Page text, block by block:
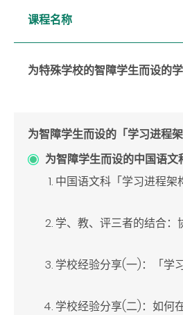
课程名称
为特殊学校的智障学生而设的
为智障学生而设的「学习进程
为智障学生而设的中国语
中国语文科「学习进程
学、教、评三者的结合：
学校经验分享(一)：「学
学校经验分享(二)：如何